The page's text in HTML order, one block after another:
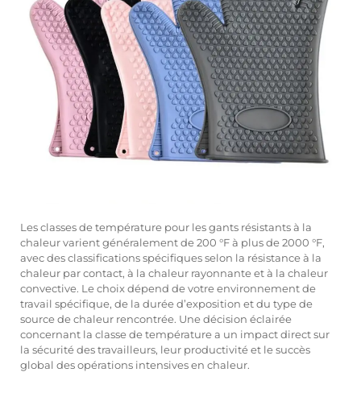
Les classes de température pour les gants résistants à la
chaleur varient généralement de 200 °F à plus de 2000 °F,
avec des classifications spécifiques selon la résistance à la
chaleur par contact, à la chaleur rayonnante et à la chaleur
convective. Le choix dépend de votre environnement de
travail spécifique, de la durée d’exposition et du type de
source de chaleur rencontrée. Une décision éclairée
concernant la classe de température a un impact direct sur
la sécurité des travailleurs, leur productivité et le succès
global des opérations intensives en chaleur.